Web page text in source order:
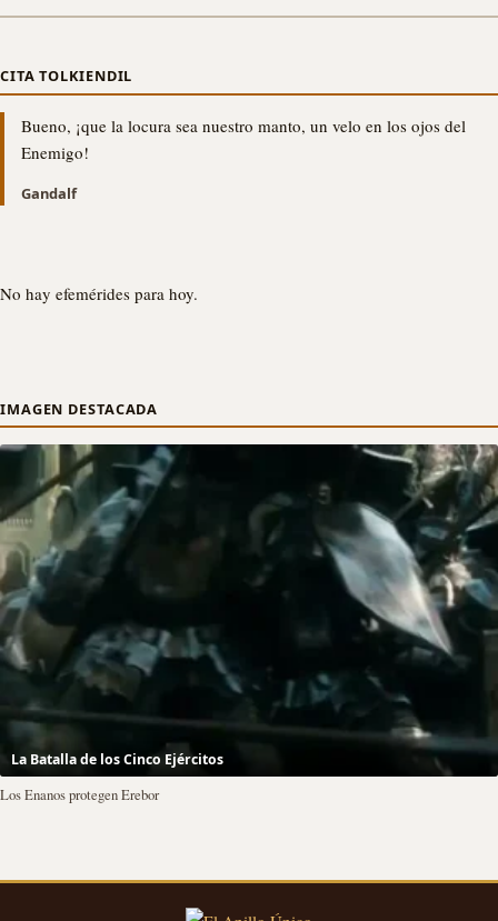
CITA TOLKIENDIL
Bueno, ¡que la locura sea nuestro manto, un velo en los ojos del
Enemigo!
Gandalf
No hay efemérides para hoy.
IMAGEN DESTACADA
La Batalla de los Cinco Ejércitos
Los Enanos protegen Erebor